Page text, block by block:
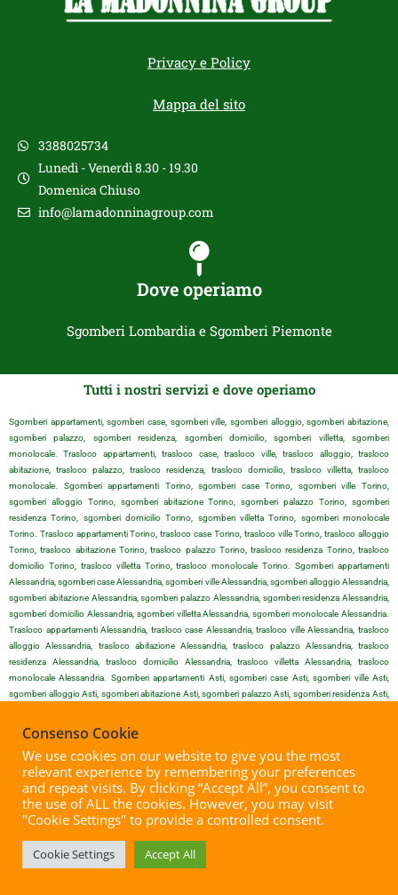
Privacy e Policy
Mappa del sito
3388025734
Lunedì - Venerdì 8.30 - 19.30
Domenica Chiuso
info@lamadonninagroup.com
Dove operiamo
Sgomberi Lombardia e Sgomberi Piemonte
Tutti i nostri servizi e dove operiamo
Sgomberi appartamenti, sgomberi case, sgomberi ville, sgomberi alloggio, sgomberi abitazione,
sgomberi palazzo, sgomberi residenza, sgomberi domicilio, sgomberi villetta, sgomberi
monolocale. Trasloco appartamenti, trasloco case, trasloco ville, trasloco alloggio, trasloco
abitazione, trasloco palazzo, trasloco residenza, trasloco domicilio, trasloco villetta, trasloco
monolocale. Sgomberi appartamenti Torino, sgomberi case Torino, sgomberi ville Torino,
sgomberi alloggio Torino, sgomberi abitazione Torino, sgomberi palazzo Torino, sgomberi
residenza Torino, sgomberi domicilio Torino, sgomberi villetta Torino, sgomberi monolocale
Torino. Trasloco appartamenti Torino, trasloco case Torino, trasloco ville Torino, trasloco alloggio
Torino, trasloco abitazione Torino, trasloco palazzo Torino, trasloco residenza Torino, trasloco
domicilio Torino, trasloco villetta Torino, trasloco monolocale Torino. Sgomberi appartamenti
Alessandria, sgomberi case Alessandria, sgomberi ville Alessandria, sgomberi alloggio Alessandria,
sgomberi abitazione Alessandria, sgomberi palazzo Alessandria, sgomberi residenza Alessandria,
sgomberi domicilio Alessandria, sgomberi villetta Alessandria, sgomberi monolocale Alessandria.
Trasloco appartamenti Alessandria, trasloco case Alessandria, trasloco ville Alessandria, trasloco
alloggio Alessandria, trasloco abitazione Alessandria, trasloco palazzo Alessandria, trasloco
residenza Alessandria, trasloco domicilio Alessandria, trasloco villetta Alessandria, trasloco
monolocale Alessandria. Sgomberi appartamenti Asti, sgomberi case Asti, sgomberi ville Asti,
sgomberi alloggio Asti, sgomberi abitazione Asti, sgomberi palazzo Asti, sgomberi residenza Asti,
Asti, trasloco case Asti, trasloco ville Asti, trasloco alloggio Asti, trasloco abitazione Asti, trasloco
palazzo Asti, trasloco residenza Asti, trasloco domicilio Asti, trasloco villetta Asti, trasloco
monolocale Asti. Sgomberi appartamenti Biella, sgomberi case Biella, sgomberi ville Biella,
sgomberi alloggio Biella, sgomberi abitazione Biella, sgomberi palazzo Biella, sgomberi residenza
Biella, sgomberi domicilio Biella, sgomberi villetta Biella, sgomberi monolocale Biella. Trasloco
appartamenti Biella, trasloco case Biella, trasloco ville Biella, trasloco alloggio Biella, trasloco
abitazione Biella, trasloco palazzo Biella, trasloco residenza Biella, trasloco domicilio Biella, trasloco
sgomberi ville Cuneo, sgomberi alloggio Cuneo, sgomberi abitazione Cuneo, sgomberi palazzo
Cuneo, sgomberi residenza Cuneo, sgomberi domicilio Cuneo, sgomberi villetta Cuneo, sgomberi
Consenso Cookie
We use cookies on our website to give you the most
relevant experience by remembering your preferences
and repeat visits. By clicking “Accept All”, you consent to
the use of ALL the cookies. However, you may visit
"Cookie Settings" to provide a controlled consent.
Cookie Settings Accept All